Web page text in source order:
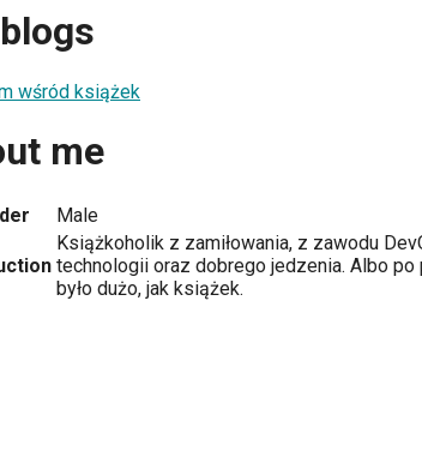
wśród książek
me
Male
Książkoholik z zamiłowania, z zawodu
technologii oraz dobrego jedzenia. Albo
było dużo, jak książek.